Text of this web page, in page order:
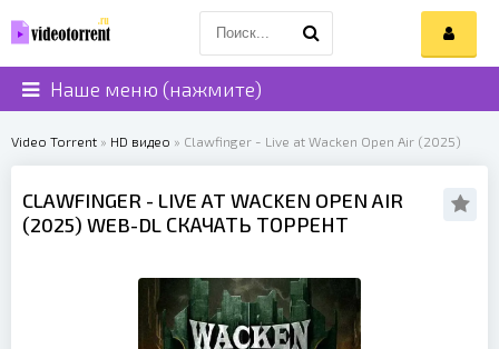
Наше меню (нажмите)
Video Torrent » HD видео » Clawfinger - Live at Wacken Open Air (2025)
CLAWFINGER - LIVE AT WACKEN OPEN AIR
(2025) WEB-DL СКАЧАТЬ ТОРРЕНТ